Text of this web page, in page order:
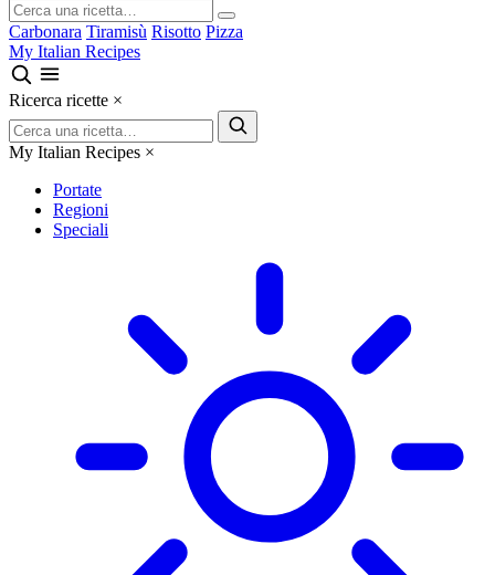
Carbonara Tiramisù Risotto Pizza
My Italian Recipes
Ricerca ricette ×
My Italian Recipes ×
Portate
Regioni
Speciali